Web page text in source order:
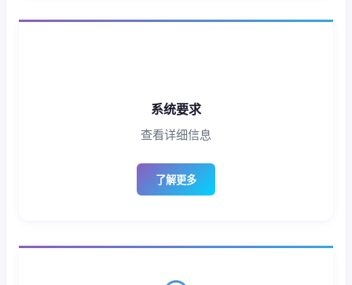
系统要求
查看详细信息
了解更多